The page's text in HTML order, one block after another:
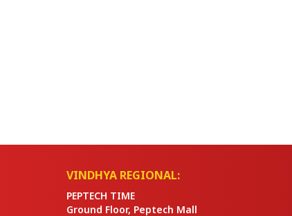
VINDHYA REGIONAL:
PEPTECH TIME
Ground Floor, Peptech Mall